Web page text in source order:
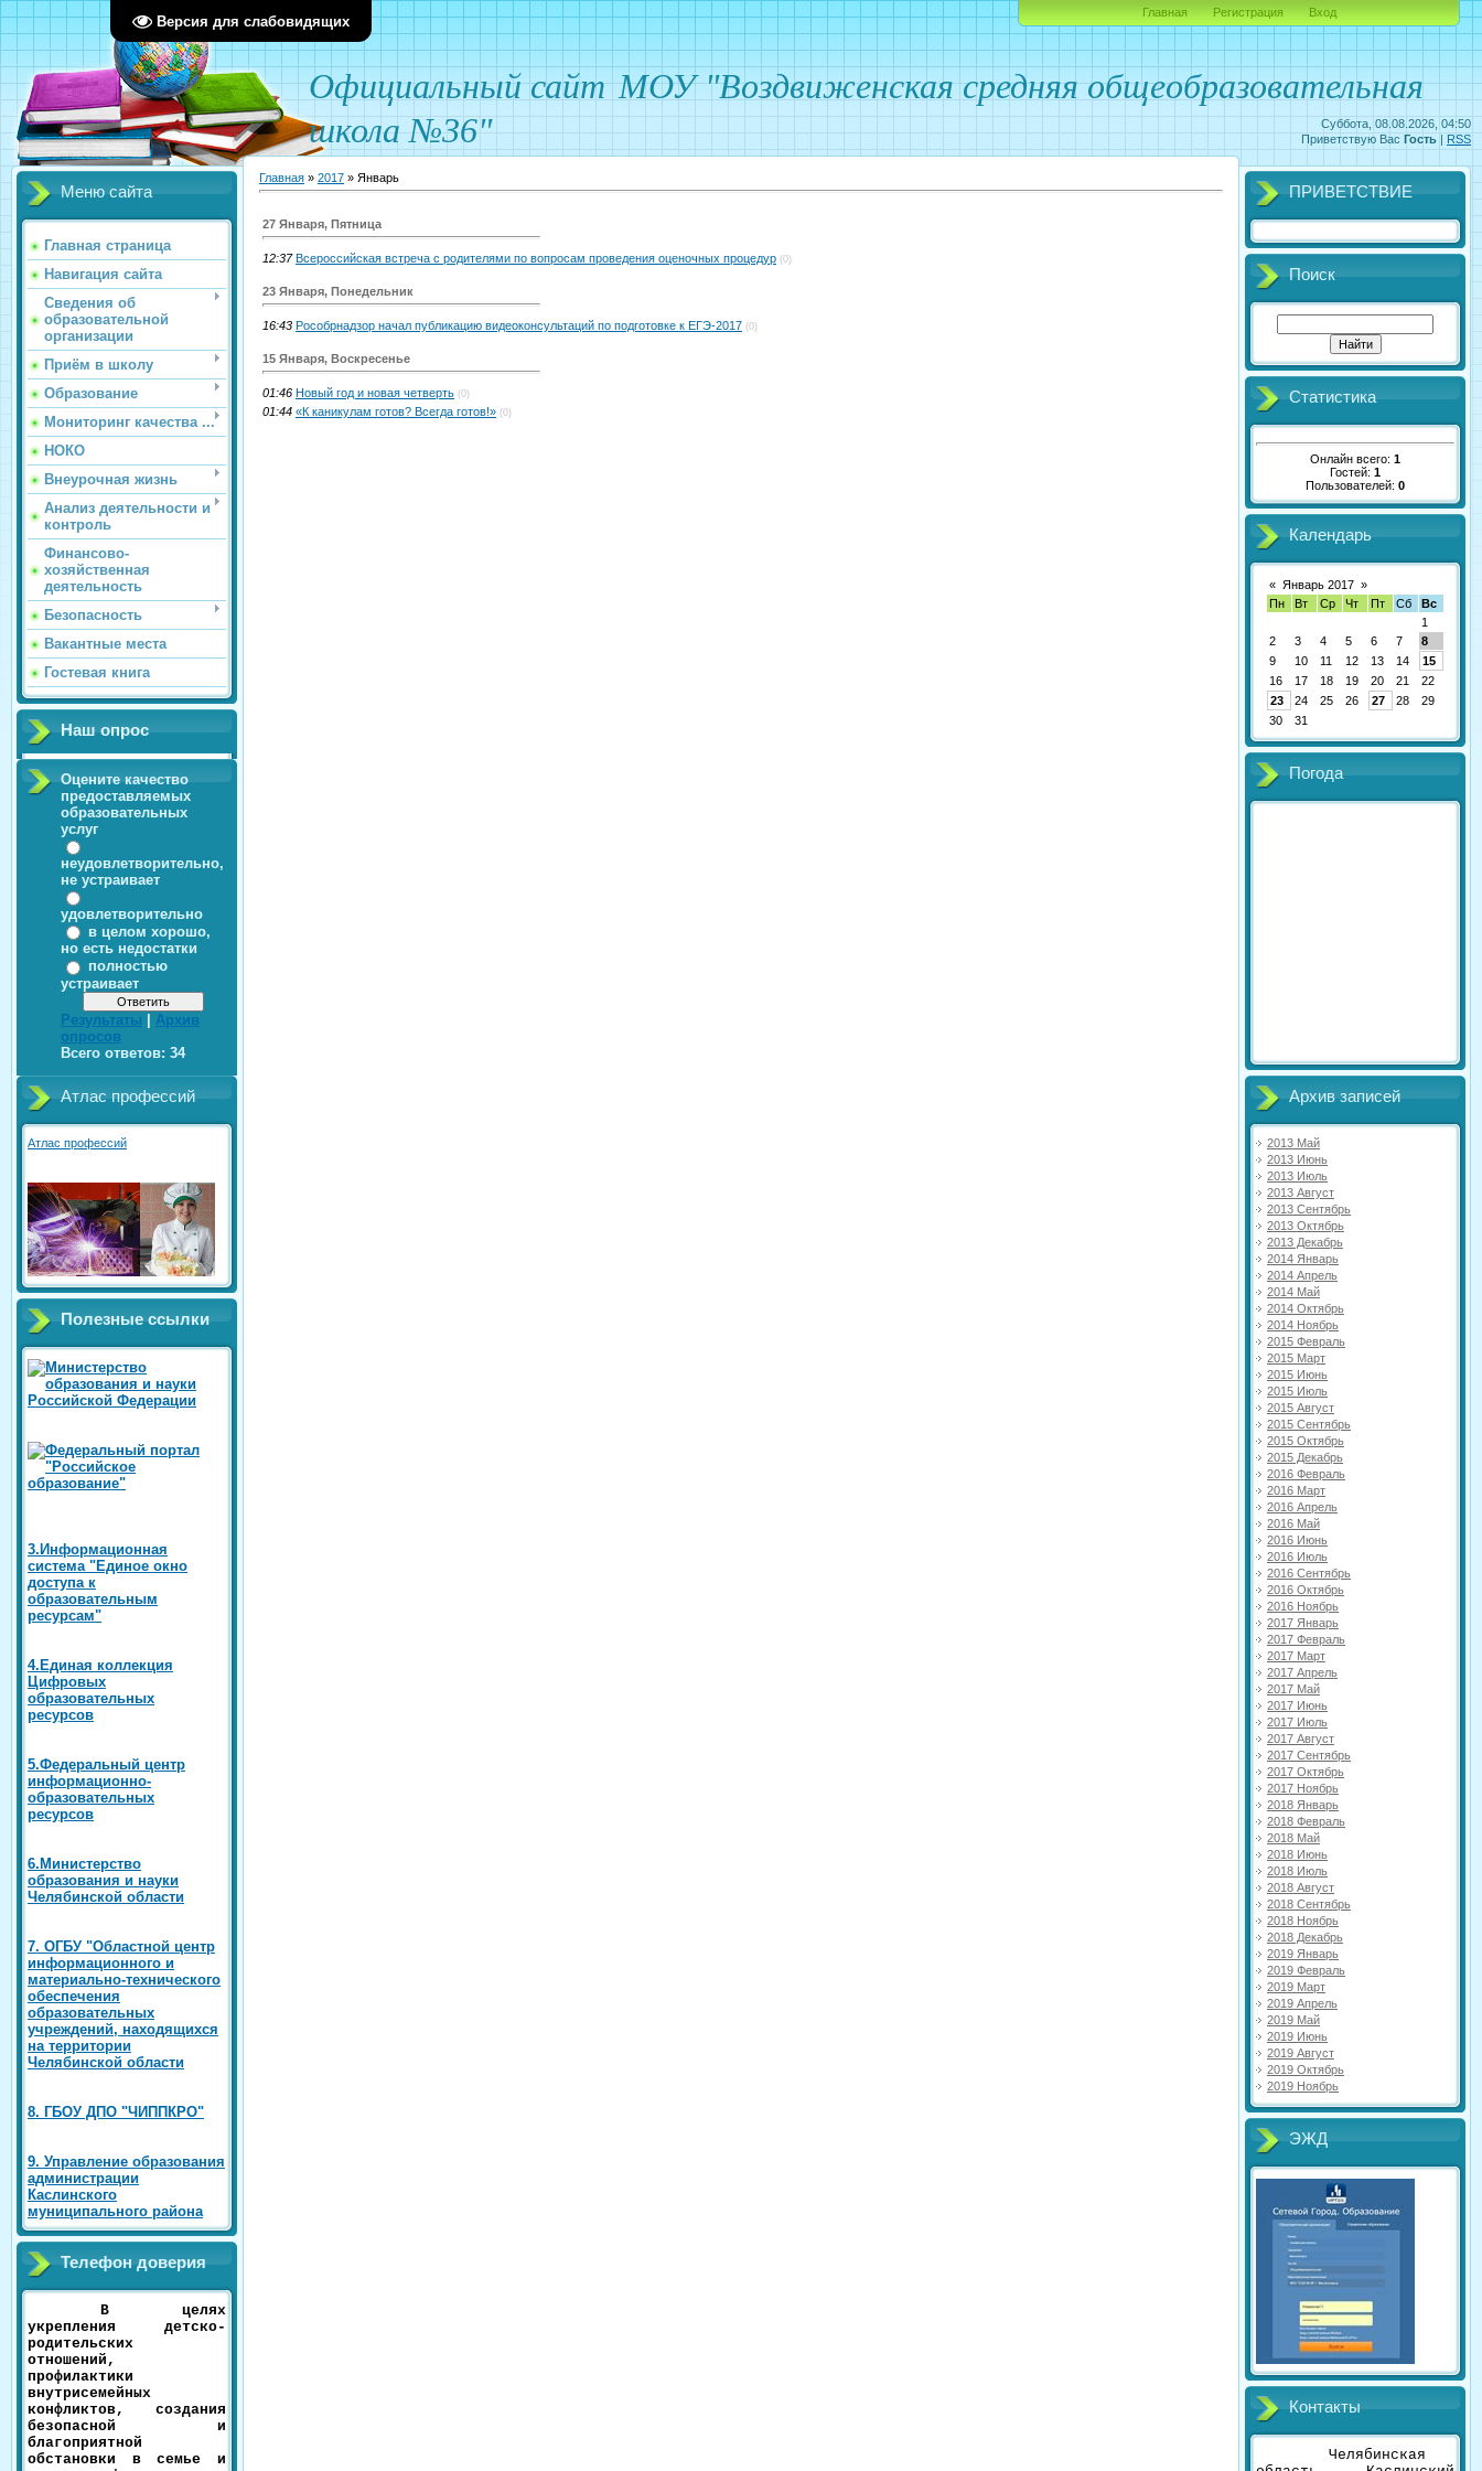
Версия для слабовидящих
Суббота, 08.08.2026, 04:50
Приветствую Вас Гость | RSS
Официальный сайт МОУ "Воздвиженская средняя общеобразовательная
школа №36"
Главная Регистрация Вход
Меню сайта
Главная страница
Навигация сайта
Сведения об
образовательной
организации
Приём в школу
Образование
Мониторинг качества ...
НОКО
Внеурочная жизнь
Анализ деятельности и
контроль
Финансово-
хозяйственная
деятельность
Безопасность
Вакантные места
Гостевая книга
Наш опрос
Оцените качество
предоставляемых
образовательных
услуг
неудовлетворительно,
не устраивает
удовлетворительно
в целом хорошо,
но есть недостатки
полностью
устраивает
Результаты
Архив
опросов
Всего ответов: 34
Атлас профессий
Атлас профессий
Полезные ссылки
3.Информационная
система "Единое окно
доступа к
образовательным
ресурсам"
4.Единая коллекция
Цифровых
образовательных
ресурсов
5.Федеральный центр
информационно-
образовательных
ресурсов
6.Министерство
образования и науки
Челябинской области
7. ОГБУ "Областной центр
информационного и
материально-технического
обеспечения
образовательных
учреждений, находящихся
на территории
Челябинской области
8. ГБОУ ДПО "ЧИППКРО"
9. Управление образования
администрации
Каслинского
муниципального района
Телефон доверия
В целях
укрепления детско-
родительских
отношений,
профилактики
внутрисемейных
конфликтов, создания
безопасной и
благоприятной
обстановки в семье и
Главная » 2017 » Январь
27 Января, Пятница
12:37 Всероссийская встреча с родителями по вопросам проведения оценочных процедур (0)
23 Января, Понедельник
16:43 Рособрнадзор начал публикацию видеоконсультаций по подготовке к ЕГЭ-2017 (0)
15 Января, Воскресенье
01:46 Новый год и новая четверть (0)
01:44 «К каникулам готов? Всегда готов!» (0)
ПРИВЕТСТВИЕ
Поиск
Статистика
Онлайн всего: 1
Гостей: 1
Пользователей: 0
Календарь
« Январь 2017 »
Пн
Вт Ср Чт Пт Сб
Вс
1
2
3 4 5 6 7
8
9
10 11 12 13 14
15
16
17 18 19 20 21
22
23
24 25 26 27 28
29
30
31
Погода
Архив записей
2013 Май
2013 Июнь
2013 Июль
2013 Август
2013 Сентябрь
2013 Октябрь
2013 Декабрь
2014 Январь
2014 Апрель
2014 Май
2014 Октябрь
2014 Ноябрь
2015 Февраль
2015 Март
2015 Июнь
2015 Июль
2015 Август
2015 Сентябрь
2015 Октябрь
2015 Декабрь
2016 Февраль
2016 Март
2016 Апрель
2016 Май
2016 Июнь
2016 Июль
2016 Сентябрь
2016 Октябрь
2016 Ноябрь
2017 Январь
2017 Февраль
2017 Март
2017 Апрель
2017 Май
2017 Июнь
2017 Июль
2017 Август
2017 Сентябрь
2017 Октябрь
2017 Ноябрь
2018 Январь
2018 Февраль
2018 Май
2018 Июнь
2018 Июль
2018 Август
2018 Сентябрь
2018 Ноябрь
2018 Декабрь
2019 Январь
2019 Февраль
2019 Март
2019 Апрель
2019 Май
2019 Июнь
2019 Август
2019 Октябрь
2019 Ноябрь
ЭЖД
Контакты
Челябинская